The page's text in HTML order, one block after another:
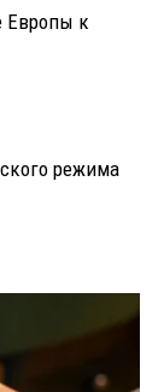
Европы к
режима